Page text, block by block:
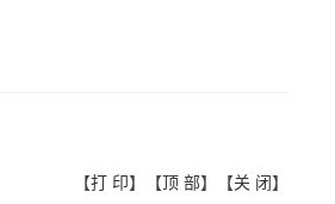
【打 印】【顶 部】【关 闭】